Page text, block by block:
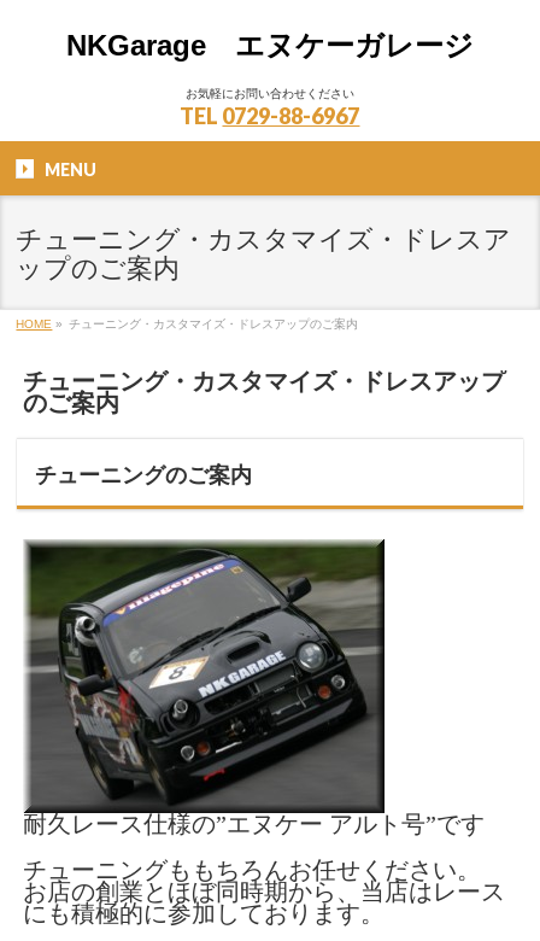
NKGarage エヌケーガレージ
お気軽にお問い合わせください
TEL 0729-88-6967
MENU
チューニング・カスタマイズ・ドレスア
ップのご案内
HOME » チューニング・カスタマイズ・ドレスアップのご案内
チューニング・カスタマイズ・ドレスアップ
のご案内
チューニングのご案内
耐久レース仕様の”エヌケー アルト号”です
チューニングももちろんお任せください。
お店の創業とほぼ同時期から、当店はレース
にも積極的に参加しております。